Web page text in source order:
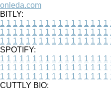
onleda.com
BITLY:
1 1 1 1 1 1 1 1 1 1 1 1 1 1 1 1 1
1 1 1 1 1 1 1 1 1 1 1 1 1 1 1 1 1
1 1 1 1 1 1 1 1 1 1 1 1 1 1 1 1 1
SPOTIFY:
1 1 1 1 1 1 1 1 1 1 1 1 1 1 1 1 1
1 1 1 1 1 1 1 1 1 1 1 1 1 1 1 1 1
1 1 1 1 1 1 1 1 1 1 1 1 1 1 1 1 1
CUTTLY BIO: